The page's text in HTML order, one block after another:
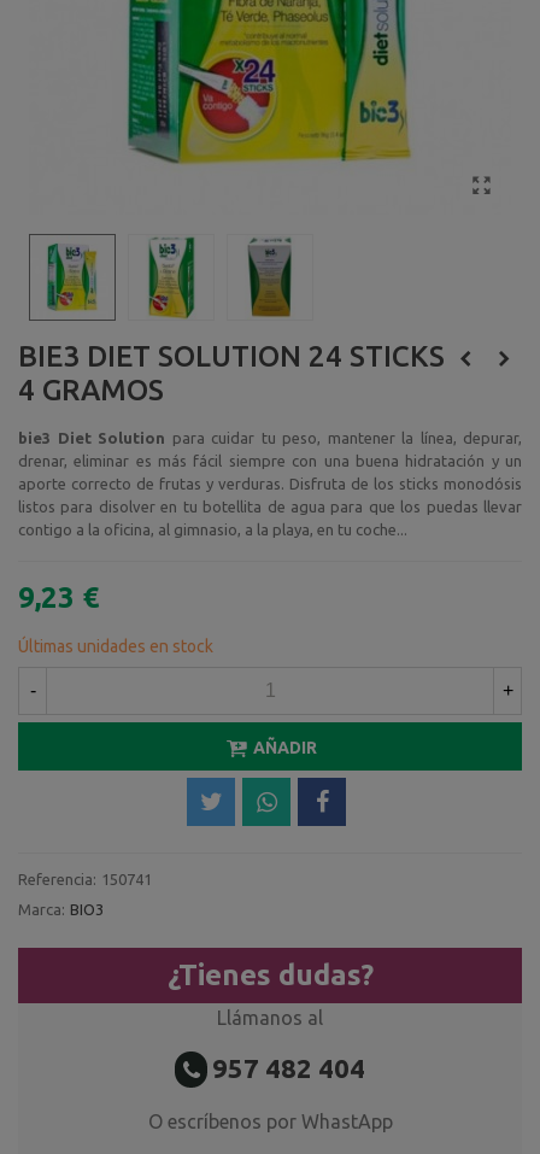
BIE3 DIET SOLUTION 24 STICKS
4 GRAMOS
bie3 Diet Solution para cuidar tu peso, mantener la línea, depurar,
drenar, eliminar es más fácil siempre con una buena hidratación y un
aporte correcto de frutas y verduras. Disfruta de los sticks monodósis
listos para disolver en tu botellita de agua para que los puedas llevar
contigo a la oficina, al gimnasio, a la playa, en tu coche...
9,23 €
Últimas unidades en stock
- +
AÑADIR
Referencia: 150741
Marca: BIO3
¿Tienes dudas?
Llámanos al
957 482 404
O escríbenos por WhastApp